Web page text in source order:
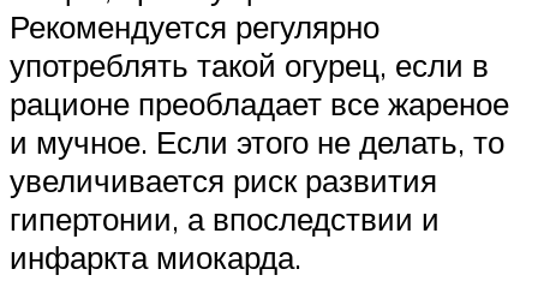
Рекомендуется регулярно
употреблять такой огурец, если в
рационе преобладает все жареное
и мучное. Если этого не делать, то
увеличивается риск развития
гипертонии, а впоследствии и
инфаркта миокарда.